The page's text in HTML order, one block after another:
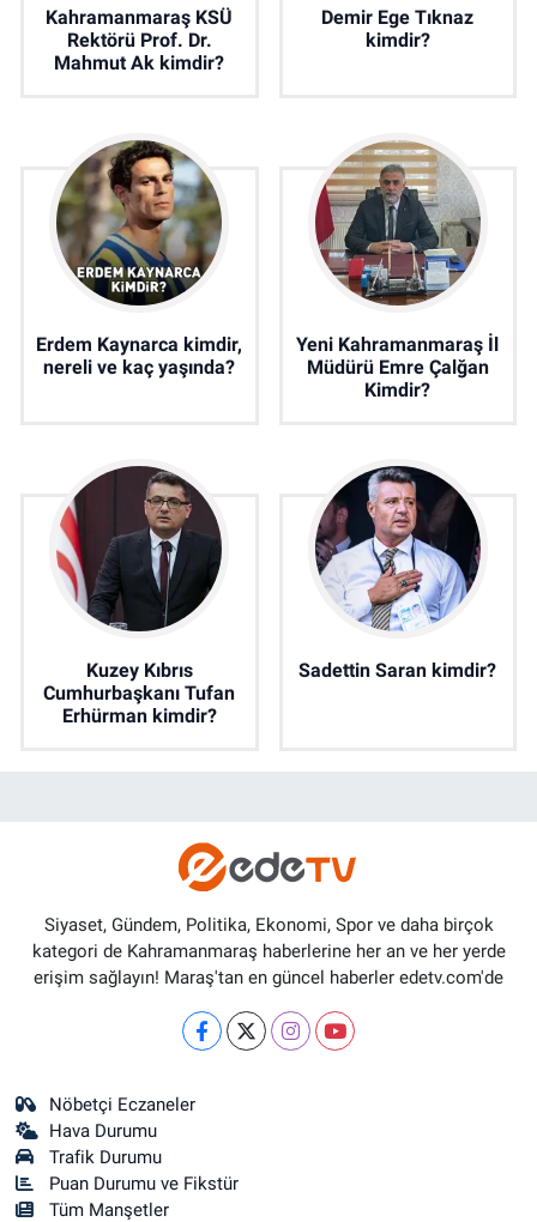
Kahramanmaraş KSÜ
Rektörü Prof. Dr.
Mahmut Ak kimdir?
Demir Ege Tıknaz
kimdir?
Erdem Kaynarca kimdir,
nereli ve kaç yaşında?
Yeni Kahramanmaraş İl
Müdürü Emre Çalğan
Kimdir?
Kuzey Kıbrıs
Cumhurbaşkanı Tufan
Erhürman kimdir?
Sadettin Saran kimdir?
Siyaset, Gündem, Politika, Ekonomi, Spor ve daha birçok
kategori de Kahramanmaraş haberlerine her an ve her yerde
erişim sağlayın! Maraş'tan en güncel haberler edetv.com'de
Nöbetçi Eczaneler
Hava Durumu
Trafik Durumu
Puan Durumu ve Fikstür
Tüm Manşetler